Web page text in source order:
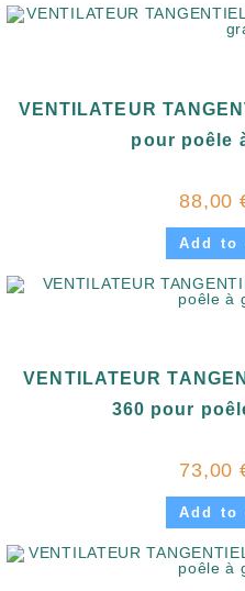
VENTILATEUR
pour poêle
88,00
Add to
VENTILATEUR
360 pour
73,00
Add to